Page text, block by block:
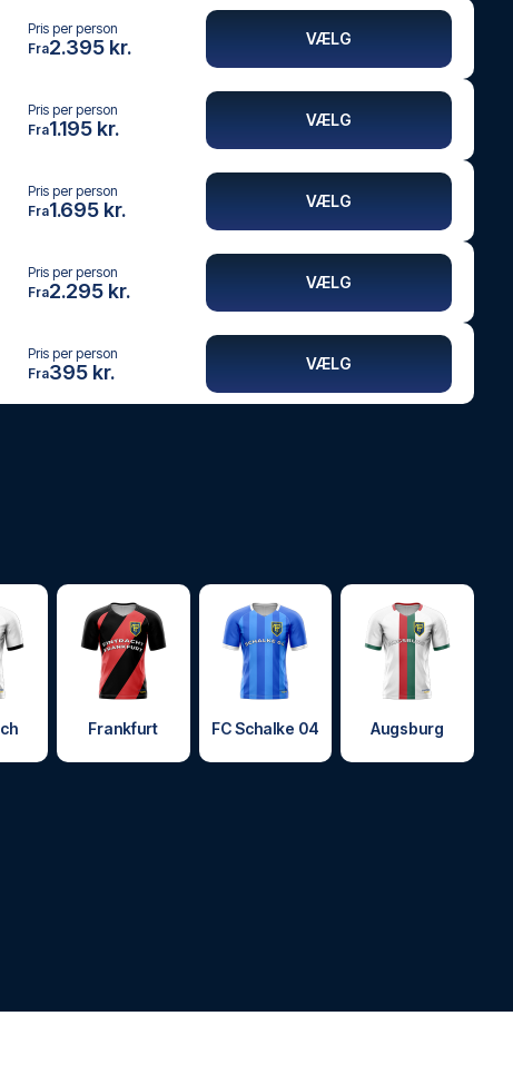
Pris per person
Fra2.395 kr. VÆLG
Pris per person
Fra1.195 kr. VÆLG
Pris per person
Fra1.695 kr. VÆLG
Pris per person
Fra2.295 kr. VÆLG
Pris per person
Fra395 kr. VÆLG
Frankfurt FC Schalke 04 Augsburg